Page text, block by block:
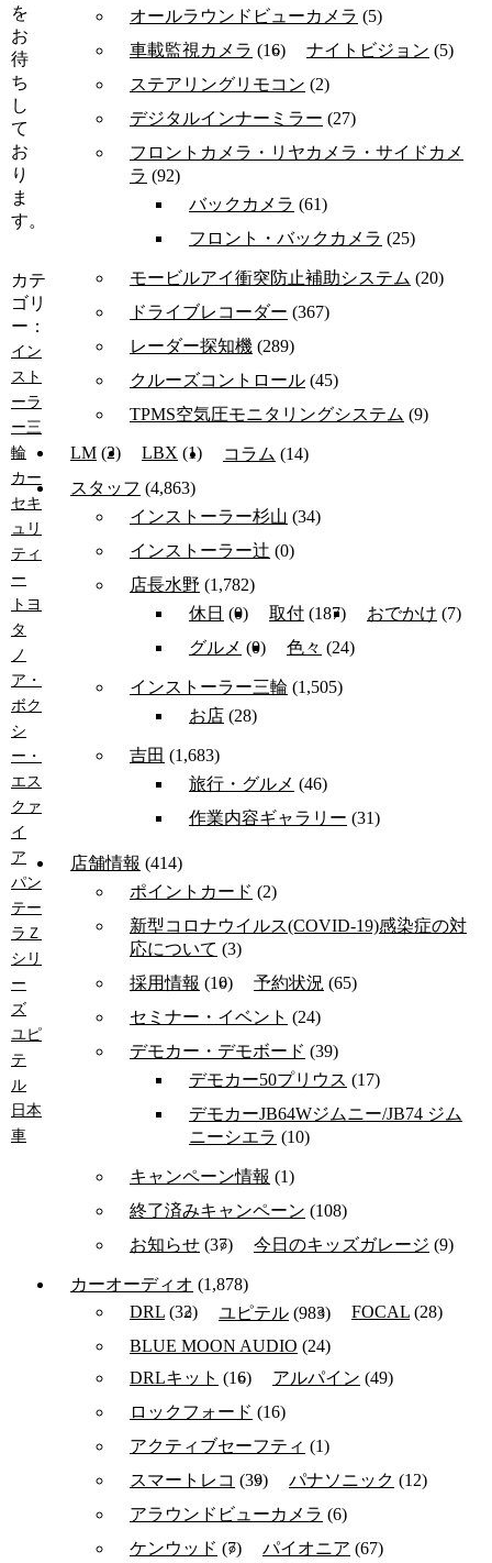
を
お
待
ち
し
て
お
り
ま
す。
カテ
ゴリ
ー：
イン
スト
ーラ
ー三
輪
カー
セキ
ュリ
ティ
ー
トヨ
タ
ノ
ア・
ボク
シ
ー・
エス
クァ
イ
ア
パン
テー
ラＺ
シリ
ー
ズ
ユピ
テ
ル
日本
車
オールラウンドビューカメラ (5)
車載監視カメラ (16) ナイトビジョン (5)
ステアリングリモコン (2)
デジタルインナーミラー (27)
フロントカメラ・リヤカメラ・サイドカメ
ラ (92)
バックカメラ (61)
フロント・バックカメラ (25)
モービルアイ衝突防止補助システム (20)
ドライブレコーダー (367)
レーダー探知機 (289)
クルーズコントロール (45)
TPMS空気圧モニタリングシステム (9)
LM (2) LBX (1) コラム (14)
スタッフ (4,863)
インストーラー杉山 (34)
インストーラー辻 (0)
店長水野 (1,782)
休日 (0) 取付 (187) おでかけ (7)
グルメ (0) 色々 (24)
インストーラー三輪 (1,505)
お店 (28)
吉田 (1,683)
旅行・グルメ (46)
作業内容ギャラリー (31)
店舗情報 (414)
ポイントカード (2)
新型コロナウイルス(COVID-19)感染症の対
応について (3)
採用情報 (10) 予約状況 (65)
セミナー・イベント (24)
デモカー・デモボード (39)
デモカー50プリウス (17)
デモカーJB64Wジムニー/JB74 ジム
ニーシエラ (10)
キャンペーン情報 (1)
終了済みキャンペーン (108)
お知らせ (37) 今日のキッズガレージ (9)
カーオーディオ (1,878)
DRL (32) ユピテル (983) FOCAL (28)
BLUE MOON AUDIO (24)
DRLキット (16) アルパイン (49)
ロックフォード (16)
アクティブセーフティ (1)
スマートレコ (39) パナソニック (12)
アラウンドビューカメラ (6)
ケンウッド (7) パイオニア (67)